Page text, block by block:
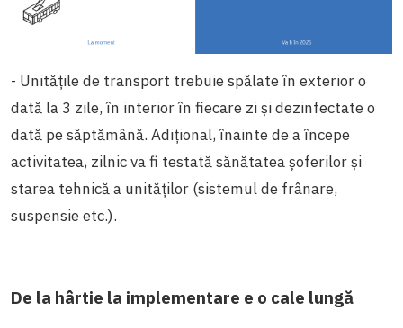
- Unitățile de transport trebuie spălate în exterior o
dată la 3 zile, în interior în fiecare zi și dezinfectate o
dată pe săptămână. Adițional, înainte de a începe
activitatea, zilnic va fi testată sănătatea șoferilor și
starea tehnică a unităților (sistemul de frânare,
suspensie etc.).
De la hârtie la implementare e o cale lungă